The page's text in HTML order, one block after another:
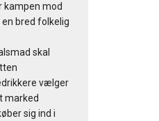
kampen mod
bred folkelig
skal
vælger
marked
sig ind i